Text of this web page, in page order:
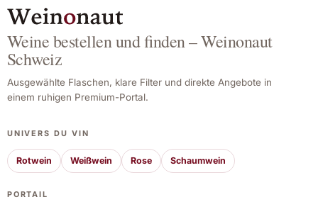
Weine bestellen und finden – Weinonaut
Schweiz
Ausgewählte Flaschen, klare Filter und direkte Angebote in
einem ruhigen Premium-Portal.
UNIVERS DU VIN
Rotwein Weißwein Rose Schaumwein
PORTAIL